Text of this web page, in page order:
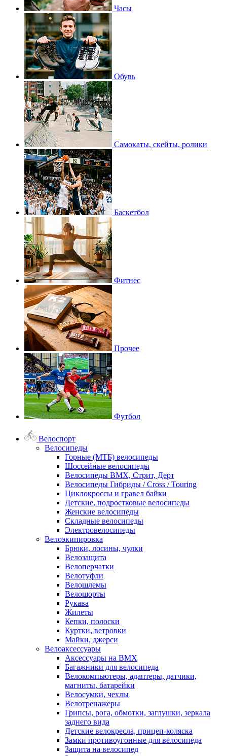
Часы
Обувь
Самокаты, скейты, ролики
Баскетбол
Фитнес
Прочее
Футбол
Велоспорт
Велосипеды
Горные (МТБ) велосипеды
Шоссейные велосипеды
Велосипеды BMX, Стрит, Дерт
Велосипеды Гибриды / Cross / Touring
Циклокроссы и гравел байки
Детские, подростковые велосипеды
Женские велосипеды
Складные велосипеды
Электровелосипеды
Велоэкипировка
Брюки, лосины, чулки
Велозащита
Велоперчатки
Велотуфли
Велошлемы
Велошорты
Рукава
Жилеты
Кепки, полоски
Куртки, ветровки
Майки, джерси
Велоаксессуары
Аксессуары на BMX
Багажники для велосипеда
Велокомпьютеры, адаптеры, датчики,
магниты, батарейки
Велосумки, чехлы
Велотренажеры
Грипсы, рога, обмотки, заглушки, зеркала
заднего вида
Детские велокресла, прицеп-коляска
Замки противоугонные для велосипеда
Защита на велосипед